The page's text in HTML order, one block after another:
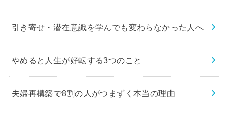
引き寄せ・潜在意識を学んでも変わらなかった人へ
やめると人生が好転する3つのこと
夫婦再構築で8割の人がつまずく本当の理由